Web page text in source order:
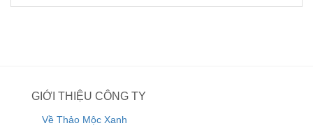
GIỚI THIỆU CÔNG TY
Về Thảo Mộc Xanh